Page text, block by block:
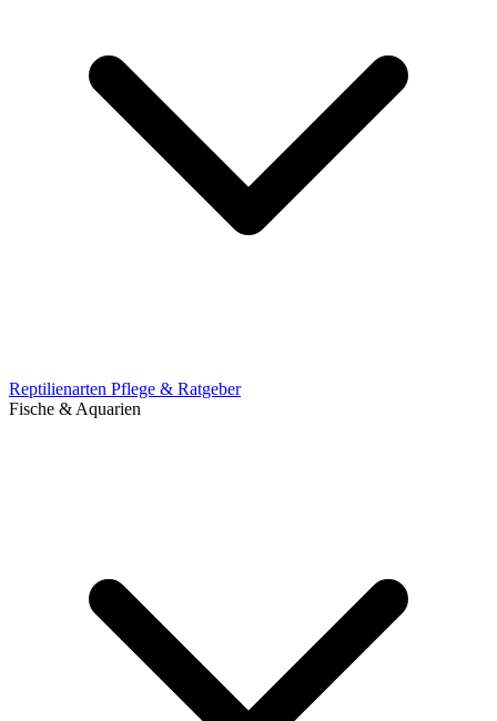
Reptilienarten Pflege & Ratgeber
Fische & Aquarien